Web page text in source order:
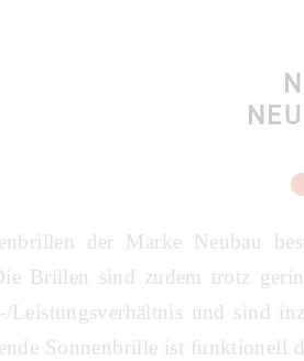
der Marke Neubau
Brillen sind zudem trotz
Leistungsverhältnis und sind
Sonnenbrille ist funktionell